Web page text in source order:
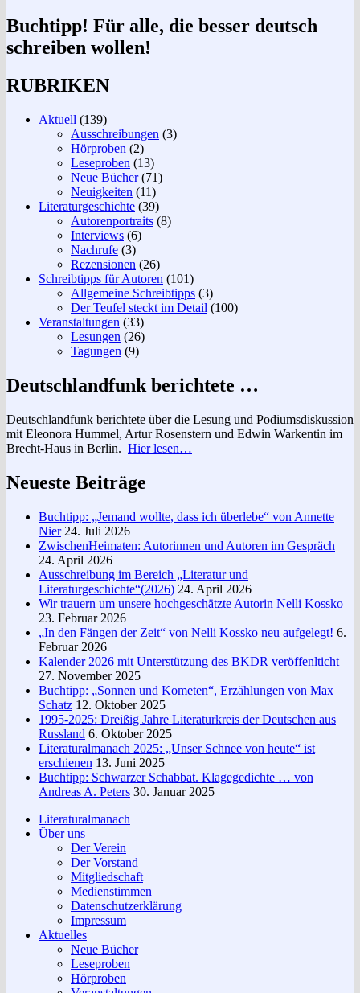
Buchtipp! Für alle, die besser deutsch
schreiben wollen!
RUBRIKEN
Aktuell (139)
Ausschreibungen (3)
Hörproben (2)
Leseproben (13)
Neue Bücher(71)
Neuigkeiten (11)
Literaturgeschichte (39)
Autorenportraits (8)
Interviews (6)
Nachrufe (3)
Rezensionen (26)
Schreibtipps für Autoren (101)
Allgemeine Schreibtipps (3)
Der Teufel steckt im Detail (100)
Veranstaltungen (33)
Lesungen (26)
Tagungen (9)
Deutschlandfunk berichtete …
Deutschlandfunk berichtete über die Lesung und Podiumsdiskussion
mit Eleonora Hummel, Artur Rosenstern und Edwin Warkentin im
Brecht-Haus in Berlin. Hier lesen…
Neueste Beiträge
Buchtipp: „Jemand wollte, dass ich überlebe“ von Annette
Nier 24. Juli 2026
ZwischenHeimaten: Autorinnen und Autoren im Gespräch
24. April 2026
Ausschreibung im Bereich „Literatur und
Literaturgeschichte“(2026) 24. April 2026
Wir trauern um unsere hochgeschätzte Autorin Nelli Kossko
23. Februar 2026
„In den Fängen der Zeit“ von Nelli Kossko neu aufgelegt! 6.
Februar 2026
Kalender 2026 mit Unterstützung des BKDR veröffenlticht
27. November 2025
Buchtipp: „Sonnen und Kometen“, Erzählungen von Max
Schatz 12. Oktober 2025
1995-2025: Dreißig Jahre Literaturkreis der Deutschen aus
Russland 6. Oktober 2025
Literaturalmanach 2025: „Unser Schnee von heute“ ist
erschienen 13. Juni 2025
Buchtipp: Schwarzer Schabbat. Klagegedichte … von
Andreas A. Peters 30. Januar 2025
Literaturalmanach
Über uns
Der Verein
Der Vorstand
Mitgliedschaft
Medienstimmen
Datenschutzerklärung
Impressum
Aktuelles
Neue Bücher
Leseproben
Hörproben